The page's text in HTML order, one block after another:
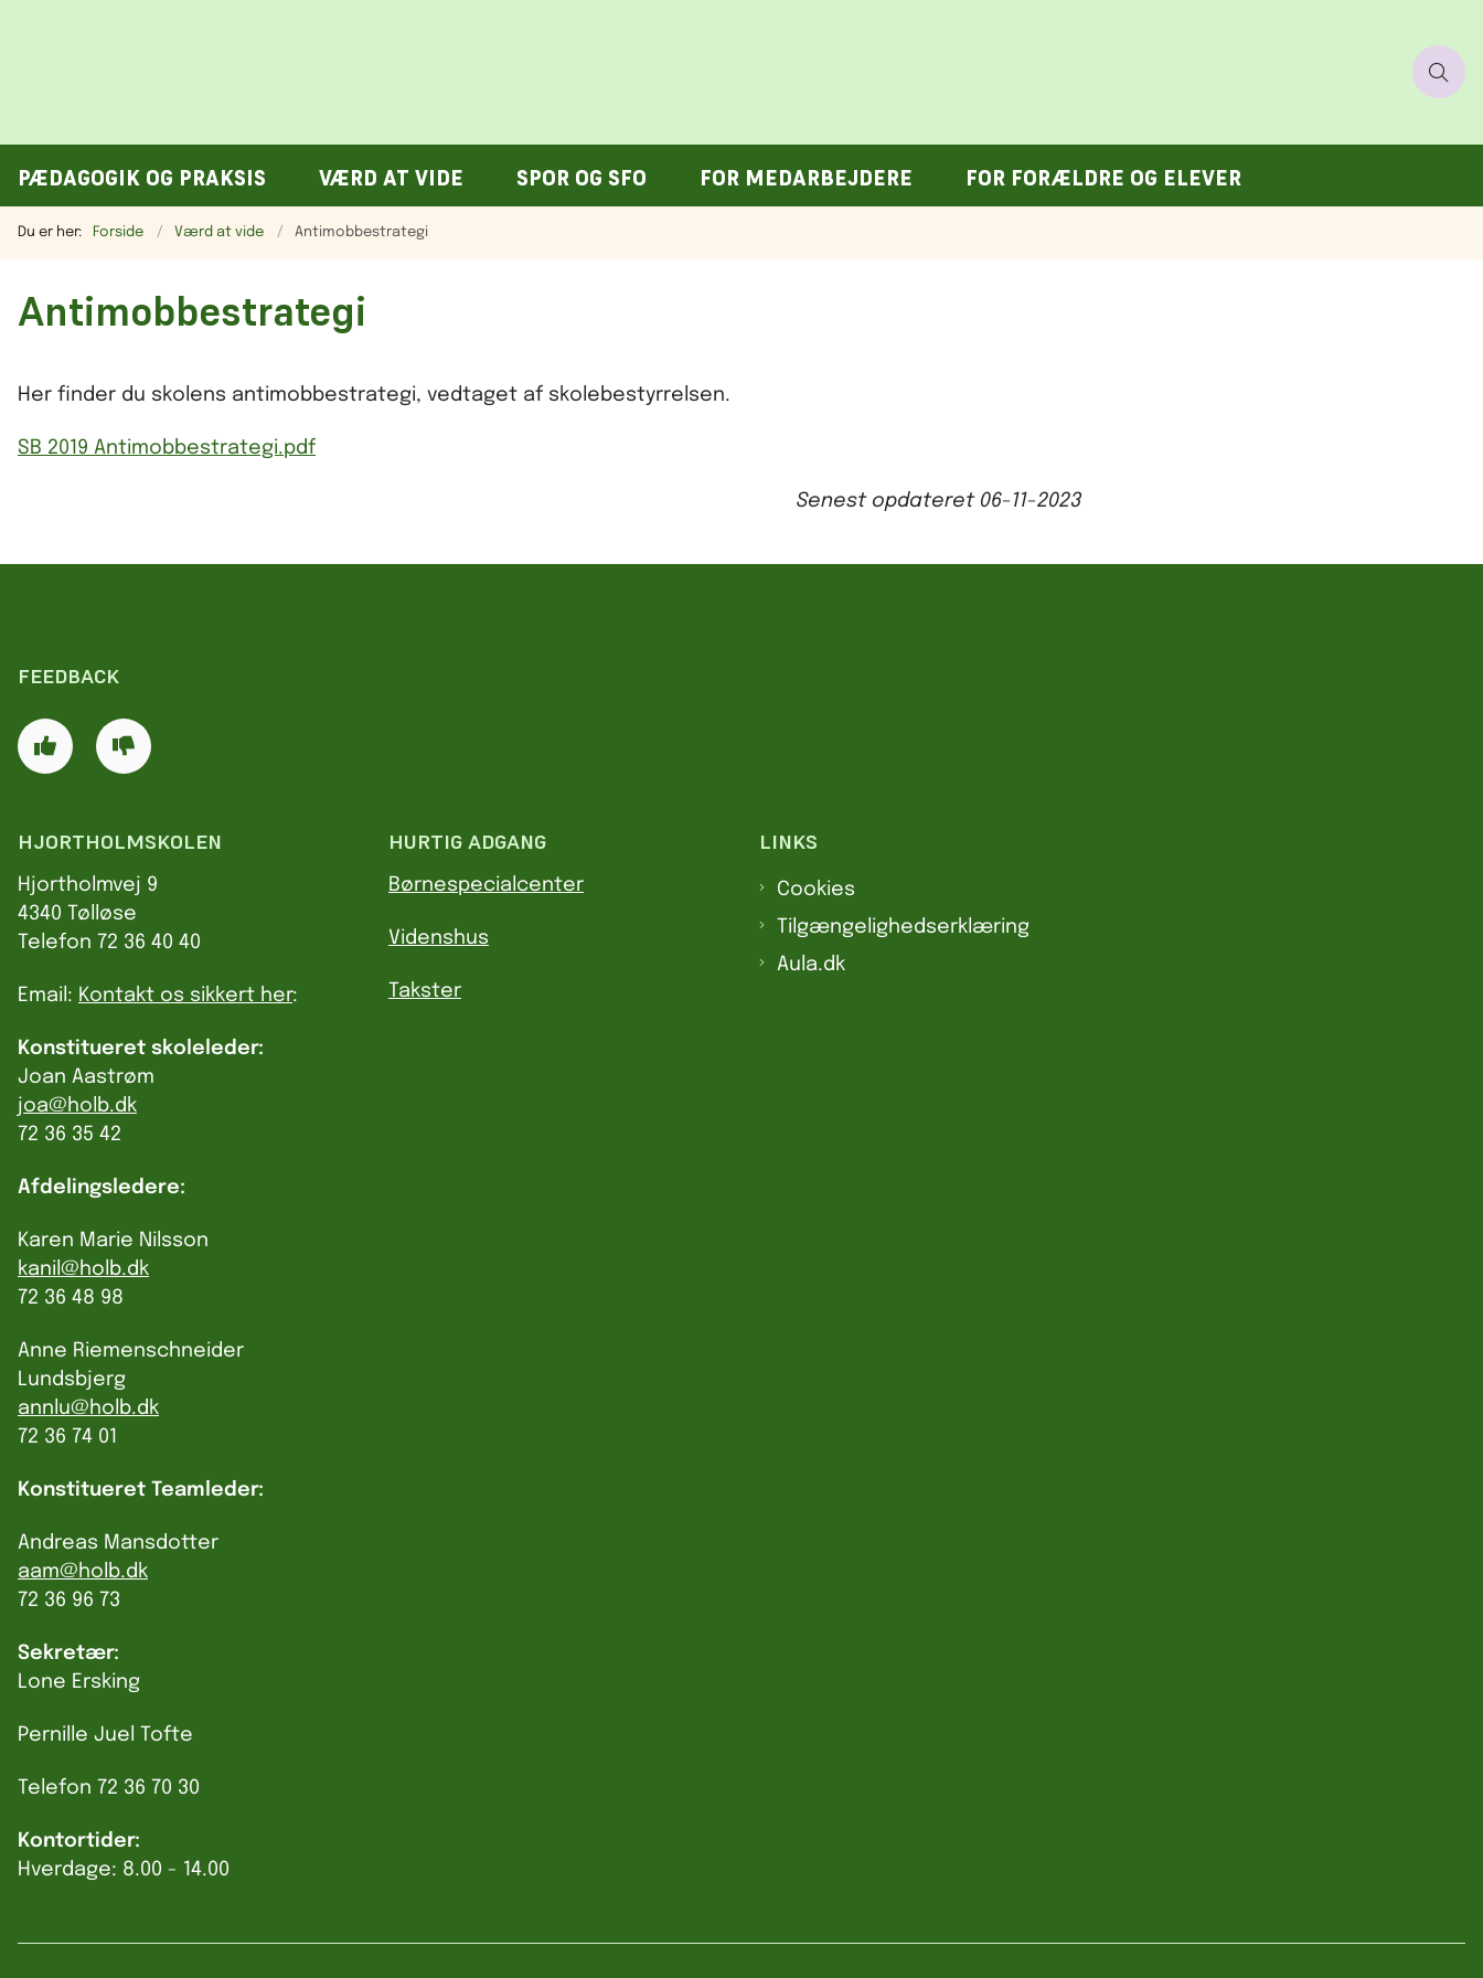
PÆDAGOGIK OG PRAKSIS VÆRD AT VIDE SPOR OG SFO FOR MEDARBEJDERE FOR FORÆLDRE OG ELEVER
Du er her: Forside Værd at vide Antimobbestrategi
Antimobbestrategi
Her finder du skolens antimobbestrategi, vedtaget af skolebestyrrelsen.
SB 2019 Antimobbestrategi.pdf
Senest opdateret 06-11-2023
FEEDBACK
HJORTHOLMSKOLEN
Hjortholmvej 9
4340 Tølløse
Telefon 72 36 40 40
Email: Kontakt os sikkert her:
Konstitueret skoleleder:
Joan Aastrøm
joa@holb.dk
72 36 35 42
Afdelingsledere:
Karen Marie Nilsson
kanil@holb.dk
72 36 48 98
Anne Riemenschneider
Lundsbjerg
annlu@holb.dk
72 36 74 01
Konstitueret Teamleder:
Andreas Mansdotter
aam@holb.dk
72 36 96 73
Sekretær:
Lone Ersking
Pernille Juel Tofte
Telefon 72 36 70 30
Kontortider:
Hverdage: 8.00 - 14.00
HURTIG ADGANG
Børnespecialcenter
Videnshus
Takster
LINKS
Cookies
Tilgængelighedserklæring
Aula.dk